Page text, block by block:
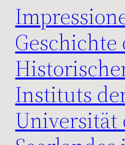
Geschichte
Instituts
Universität